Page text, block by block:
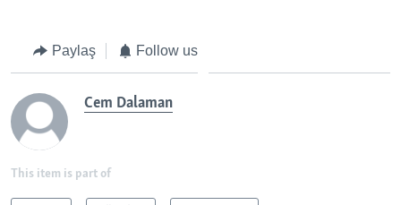
Paylaş Follow us
Cem Dalaman
This item is part of